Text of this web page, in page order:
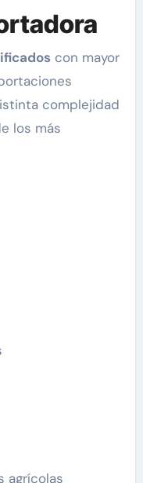
con mayor
complejidad
los más
agrícolas